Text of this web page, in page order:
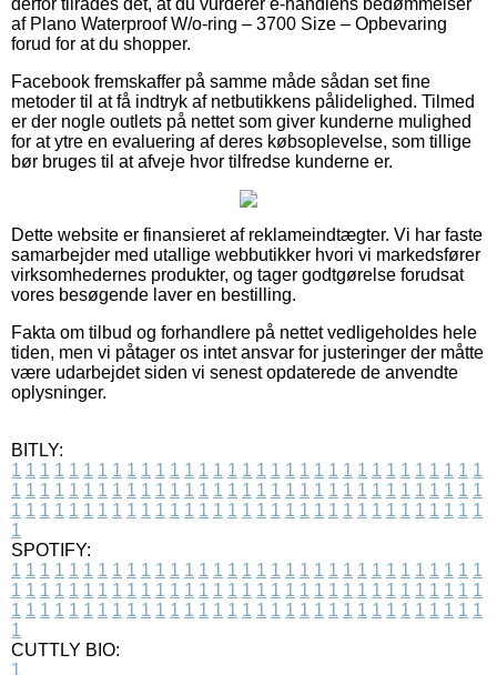
derfor tilrådes det, at du vurderer e-handlens bedømmelser
af Plano Waterproof W/o-ring – 3700 Size – Opbevaring
forud for at du shopper.
Facebook fremskaffer på samme måde sådan set fine
metoder til at få indtryk af netbutikkens pålidelighed. Tilmed
er der nogle outlets på nettet som giver kunderne mulighed
for at ytre en evaluering af deres købsoplevelse, som tillige
bør bruges til at afveje hvor tilfredse kunderne er.
Dette website er finansieret af reklameindtægter. Vi har faste
samarbejder med utallige webbutikker hvori vi markedsfører
virksomhedernes produkter, og tager godtgørelse forudsat
vores besøgende laver en bestilling.
Fakta om tilbud og forhandlere på nettet vedligeholdes hele
tiden, men vi påtager os intet ansvar for justeringer der måtte
være udarbejdet siden vi senest opdaterede de anvendte
oplysninger.
BITLY:
1 1 1 1 1 1 1 1 1 1 1 1 1 1 1 1 1 1 1 1 1 1 1 1 1 1 1 1 1 1 1 1 1
1 1 1 1 1 1 1 1 1 1 1 1 1 1 1 1 1 1 1 1 1 1 1 1 1 1 1 1 1 1 1 1 1
1 1 1 1 1 1 1 1 1 1 1 1 1 1 1 1 1 1 1 1 1 1 1 1 1 1 1 1 1 1 1 1 1
1
SPOTIFY:
1 1 1 1 1 1 1 1 1 1 1 1 1 1 1 1 1 1 1 1 1 1 1 1 1 1 1 1 1 1 1 1 1
1 1 1 1 1 1 1 1 1 1 1 1 1 1 1 1 1 1 1 1 1 1 1 1 1 1 1 1 1 1 1 1 1
1 1 1 1 1 1 1 1 1 1 1 1 1 1 1 1 1 1 1 1 1 1 1 1 1 1 1 1 1 1 1 1 1
1
CUTTLY BIO:
1